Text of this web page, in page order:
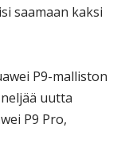
saamaan kaksi
P9-malliston
uutta
P9 Pro,